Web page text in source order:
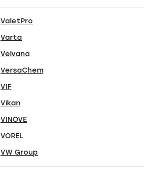
ValetPro
Varta
Velvana
VersaChem
VIF
Vikan
VINOVE
VOREL
VW Group